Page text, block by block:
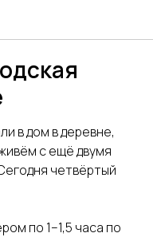
в дом в деревне,
с ещё двумя
четвёртый
по 1–1,5 часа по